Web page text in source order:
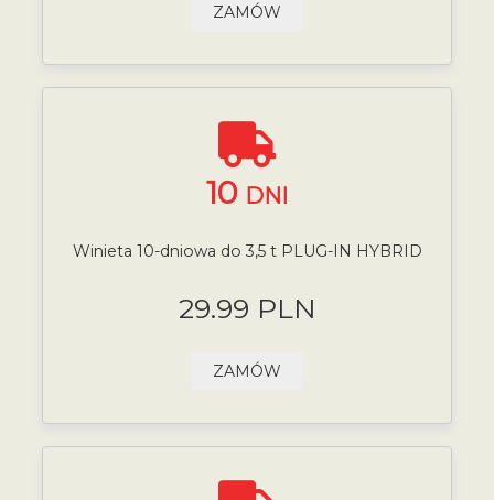
ZAMÓW
10 DNI
Winieta 10-dniowa do 3,5 t PLUG-IN HYBRID
29.99 PLN
ZAMÓW